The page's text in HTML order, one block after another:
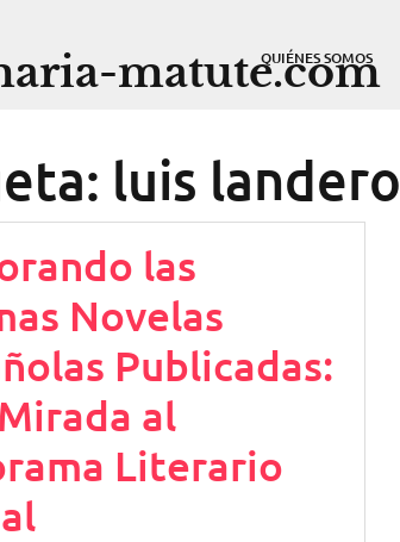
matute.com
QUIÉNES SOMOS
luis landero
las
Novelas
Publicadas:
al
Literario